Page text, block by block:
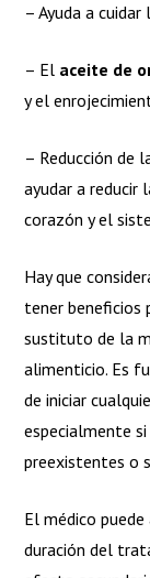
– Ayuda a
– El aceite de
y el
– Reducción de
ayudar a reducir
corazón y el
Hay que
tener beneficios
sustituto de la
alimenticio. Es
de iniciar
especialmente
preexistentes o
El médico
duración del